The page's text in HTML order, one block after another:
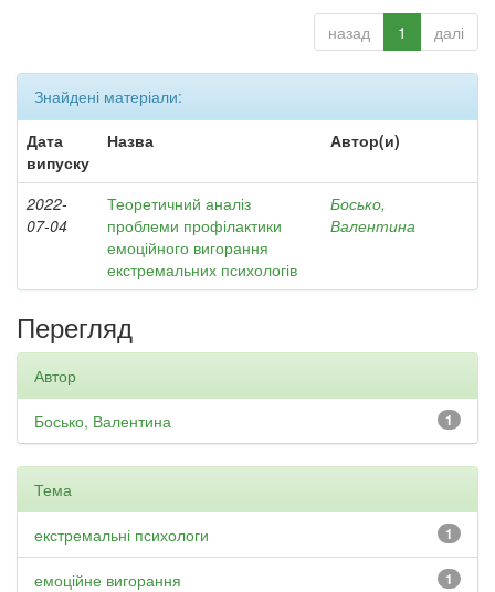
назад 1 далі
Знайдені матеріали:
Дата
випуску
Назва Автор(и)
2022-
07-04
Теоретичний аналіз
проблеми профілактики
емоційного вигорання
екстремальних психологів
Босько,
Валентина
Перегляд
Автор
1
Босько, Валентина
Тема
1
екстремальні психологи
1
емоційне вигорання